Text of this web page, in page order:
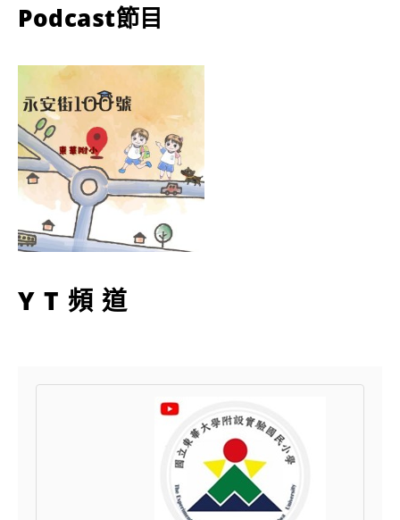
Podcast節目
YT頻道